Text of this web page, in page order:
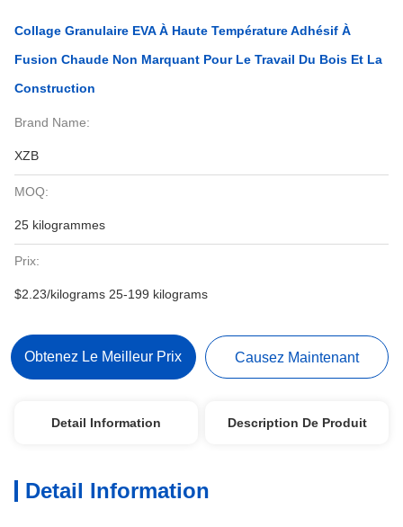
Collage Granulaire EVA À Haute Température Adhésif À
Fusion Chaude Non Marquant Pour Le Travail Du Bois Et La
Construction
Brand Name:
XZB
MOQ:
25 kilogrammes
Prix:
$2.23/kilograms 25-199 kilograms
Obtenez Le Meilleur Prix Causez Maintenant
Detail Information Description De Produit
Detail Information